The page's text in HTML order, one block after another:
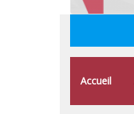
Accueil